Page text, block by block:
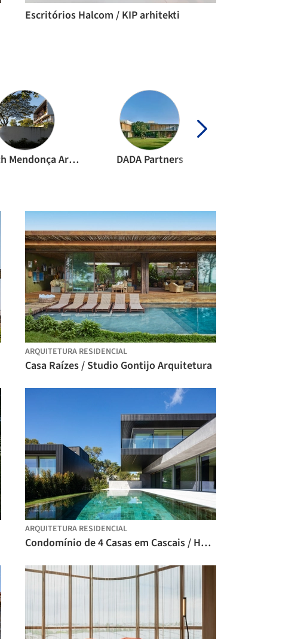
Escritórios Halcom / KIP arhitekti
Reinach Mendonça Arquitetos Associados DADA Partners
ARQUITETURA RESIDENCIAL
Casa Raízes / Studio Gontijo Arquitetura
ARQUITETURA RESIDENCIAL
Condomínio de 4 Casas em Cascais / Humberto Conde Arquitectos